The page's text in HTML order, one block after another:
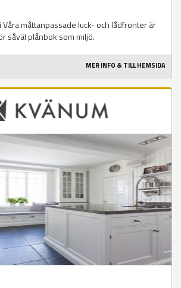
Våra måttanpassade luck- och lådfronter är
såväl plånbok som miljö.
MER INFO & TILL HEMSIDA